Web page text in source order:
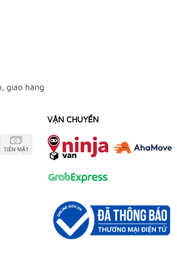
giao hàng
VẬN CHUYỂN